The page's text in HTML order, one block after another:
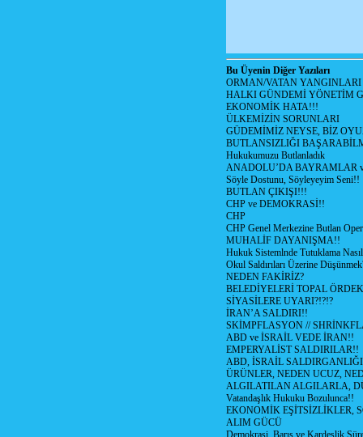
Bu Üyenin Diğer Yazıları
ORMAN/VATAN
HALKI GÜNDEMİ YÖNETİM
EKONOMİK HATA!!!
ÜLKEMİZİN SORUNLARI
GÜDEMİMİZ NEYSE, BİZ
BUTLANSIZLIĞI
Hukukumuzu Butlanladık
ANADOLU’DA BAYRAMLAR
Söyle Dostunu, Söyleyeyim Seni!!
BUTLAN ÇIKIŞI!!!
CHP ve DEMOKRASİ!!
CHP
CHP Genel Merkezine Butlan
MUHALİF DAYANIŞMA!!
Hukuk Sistemlnde Tutuklama
Okul Saldırıları Üzerine
NEDEN FAKİRİZ?
BELEDİYELERİ TOPAL
SİYASİLERE UYARI?!?!?
İRAN’A SALDIRI!!
SKİMPFLASYON //
ABD ve İSRAİL VEDE İRAN!!
EMPERYALİST SALDIRILAR!!
ABD, İSRAİL SALDIRGANLIĞI
ÜRÜNLER, NEDEN UCUZ,
ALGILATILAN ALGILARLA,
Vatandaşlık Hukuku Bozulunca!!
EKONOMİK EŞİTSİZLİKLER,
ALIM GÜCÜ
Demokrasi, Barış ve Kardeşlik